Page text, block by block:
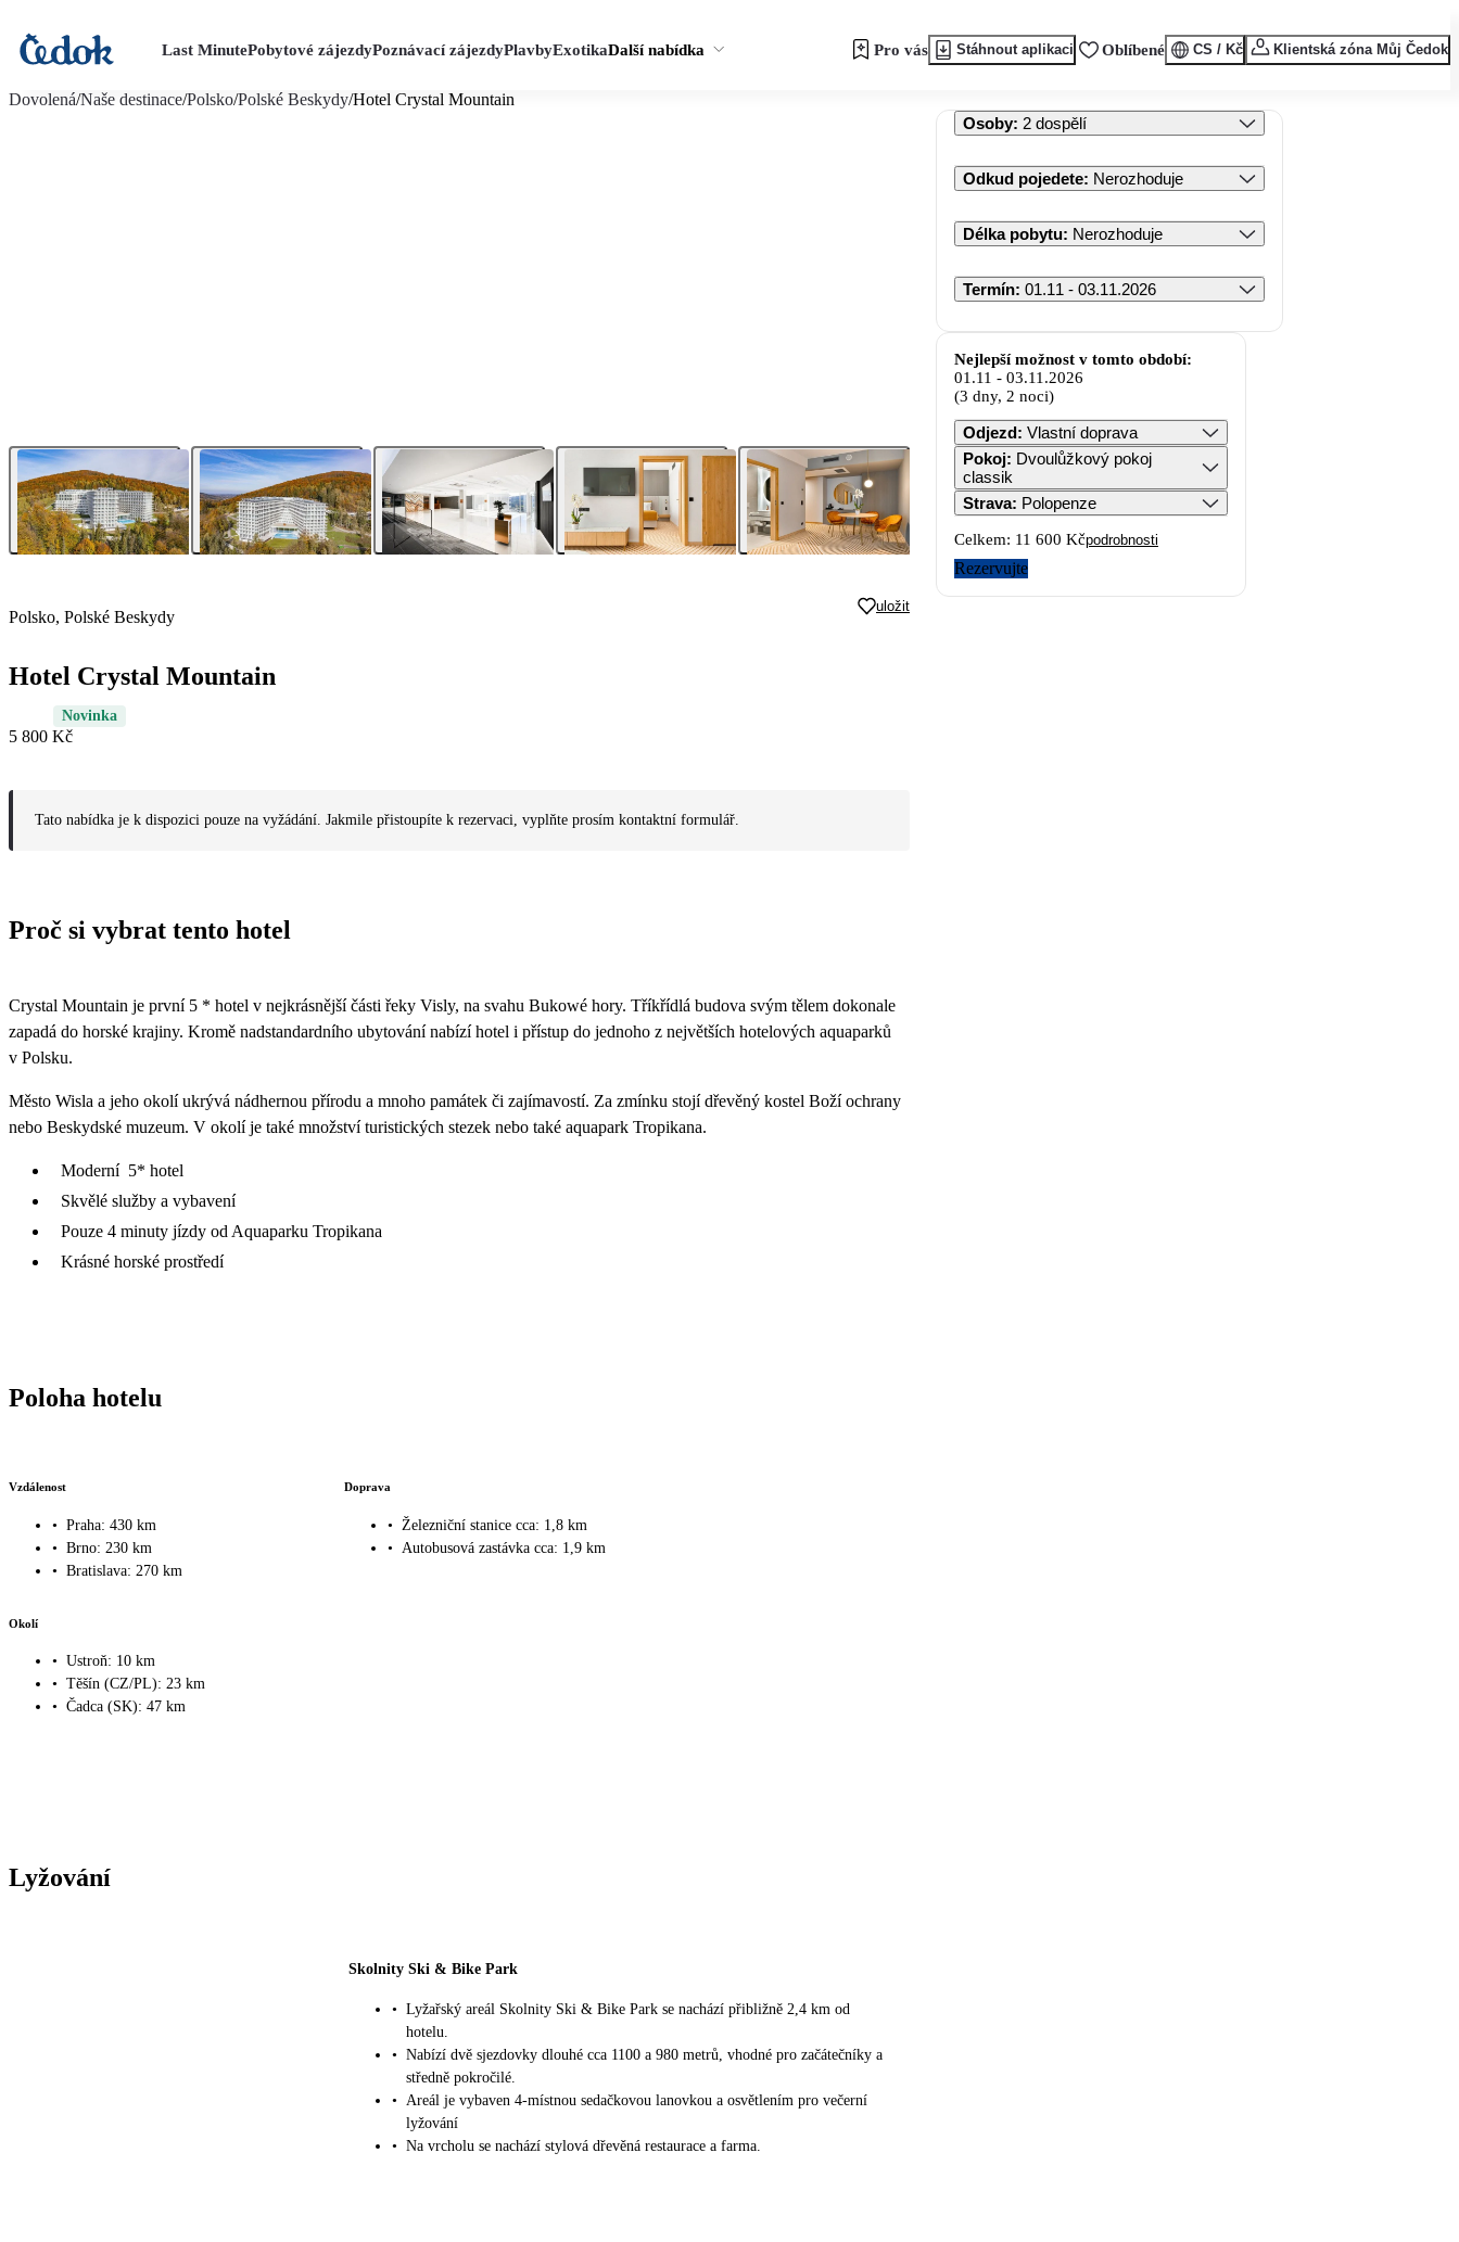
Last MinutePobytové zájezdyPoznávací zájezdyPlavbyExotikaDalší nabídka Pro vás Stáhnout aplikaci Oblíbené CS / Kč Klientská zóna Můj Čedok
Dovolená/Naše destinace/Polsko/Polské Beskydy/Hotel Crystal Mountain
Polsko, Polské Beskydy
uložit
Hotel Crystal Mountain
Novinka
5 800 Kč
Tato nabídka je k dispozici pouze na vyžádání. Jakmile přistoupíte k rezervaci, vyplňte prosím kontaktní formulář.
Proč si vybrat tento hotel
Crystal Mountain je první 5 * hotel v nejkrásnější části řeky Visly, na svahu Bukowé hory. Tříkřídlá budova svým tělem dokonale
zapadá do horské krajiny. Kromě nadstandardního ubytování nabízí hotel i přístup do jednoho z největších hotelových aquaparků
v Polsku.
Město Wisla a jeho okolí ukrývá nádhernou přírodu a mnoho památek či zajímavostí. Za zmínku stojí dřevěný kostel Boží ochrany
nebo Beskydské muzeum. V okolí je také množství turistických stezek nebo také aquapark Tropikana.
Moderní 5* hotel
Skvělé služby a vybavení
Pouze 4 minuty jízdy od Aquaparku Tropikana
Krásné horské prostředí
Poloha hotelu
Vzdálenost
• Praha: 430 km
• Brno: 230 km
• Bratislava: 270 km
Doprava
•
Železniční stanice cca: 1,8 km
•
Autobusová zastávka cca: 1,9 km
Okolí
• Ustroň: 10 km
• Těšín (CZ/PL): 23 km
• Čadca (SK): 47 km
Lyžování
Skolnity Ski & Bike Park
• Lyžařský areál Skolnity Ski & Bike Park se nachází přibližně 2,4 km od
hotelu.
• Nabízí dvě sjezdovky dlouhé cca 1100 a 980 metrů, vhodné pro začátečníky a
středně pokročilé.
• Areál je vybaven 4‑místnou sedačkovou lanovkou a osvětlením pro večerní
lyžování
• Na vrcholu se nachází stylová dřevěná restaurace a farma.
Osoby: 2 dospělí
Odkud pojedete: Nerozhoduje
Délka pobytu: Nerozhoduje
Termín: 01.11 - 03.11.2026
Nejlepší možnost v tomto období:
01.11 - 03.11.2026
(3 dny, 2 noci)
Odjezd: Vlastní doprava
Pokoj: Dvoulůžkový pokoj
classik
Strava: Polopenze
Celkem: 11 600 Kčpodrobnosti
Rezervujte